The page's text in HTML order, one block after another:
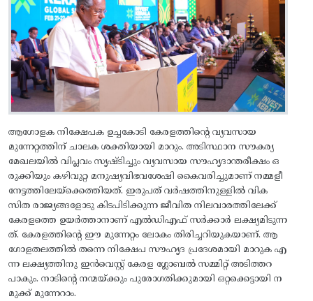
ആഗോളക നിക്ഷേപക ഉച്ചകോടി കേരളത്തിന്റെ വ്യവസായ
മുന്നേറ്റത്തിന്‌ ചാലക ശക്തിയായി മാറും. അടിസ്ഥാന സൗകര്യ
മേഖലയിൽ വിപ്ലവം സൃഷ്ടിച്ചും വ്യവസായ സൗഹൃദാന്തരീക്ഷം ഒ
രുക്കിയും കഴിവുറ്റ മനുഷ്യവിഭവശേഷി കൈവരിച്ചുമാണ് നമ്മളീ
നേട്ടത്തിലേയ്ക്കെത്തിയത്. ഇരുപത്‌ വർഷത്തിനുള്ളിൽ വിക
സിത രാജ്യങ്ങളോടു കിടപിടിക്കുന്ന ജീവിത നിലവാരത്തിലേക്ക്‌
കേരളത്തെ ഉയർത്താനാണ്‌ എൽഡിഎഫ്‌ സർക്കാർ ലക്ഷ്യമിടുന്ന
ത്. കേരളത്തിന്റെ ഈ മുന്നേറ്റം ലോകം തിരിച്ചറിയുകയാണ്. ആ
ഗോളതലത്തിൽ തന്നെ നിക്ഷേപ സൗഹൃദ പ്രദേശമായി മാറുക എ
ന്ന ലക്ഷ്യത്തിനു ഇൻവെസ്റ്റ് കേരള ഗ്ലോബൽ സമ്മിറ്റ് അടിത്തറ
പാകും. നാടിന്റെ നന്മയ്ക്കും പുരോഗതിക്കുമായി ഒറ്റക്കെട്ടായി ന
മുക്ക് മുന്നേറാം.